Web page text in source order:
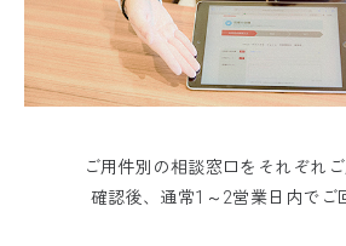
ご用件別の相談窓口をそれぞれご
確認後、通常1～2営業日内でご